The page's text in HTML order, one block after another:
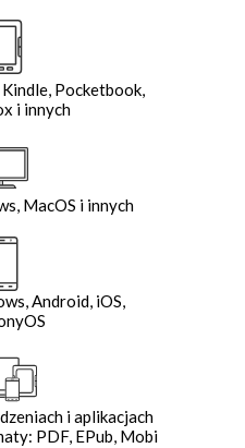
Pocketbook,
i innych
MacOS i innych
Android, iOS,
i aplikacjach
PDF, EPub, Mobi